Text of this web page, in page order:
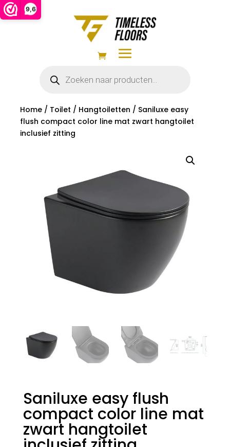
9,6
zoeken
Home/ Toilet / Hangtoiletten / Saniluxe easy
flush compact color line mat zwart hangtoilet
inclusief zitting
Saniluxe easy flush
compact color line mat
zwart hangtoilet